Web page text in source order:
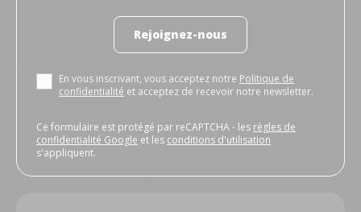
Rejoignez-nous
En vous inscrivant, vous acceptez notre Politique de
confidentialité et acceptez de recevoir notre newsletter.
Ce formulaire est protégé par reCAPTCHA - les règles de
confidentialité Google et les conditions d'utilisation
s'appliquent.